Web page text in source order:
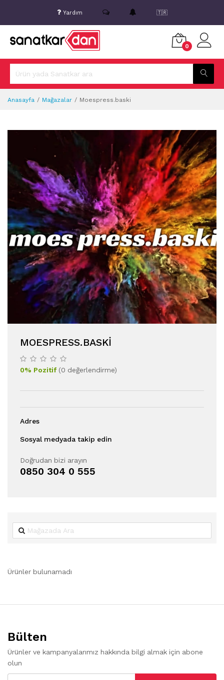
Yardım 🇹🇷
0
Anasayfa Mağazalar Moespress.baski
MOESPRESS.BASKI
0% Pozitif(0 değerlendirme)
Adres
Sosyal medyada takip edin
Doğrudan bizi arayın
0850 304 0 555
Ürünler bulunamadı
Bülten
Ürünler ve kampanyalarımız hakkında bilgi almak için abone
olun